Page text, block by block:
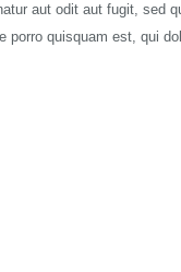
aut odit aut fugit, sed
porro quisquam est, qui